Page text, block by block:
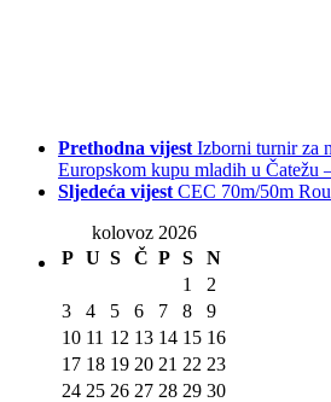
Prethodna vijest Izborni turnir za
Europskom kupu mladih u Čatežu
Sljedeća vijest CEC 70m/50m
kolovoz 2026
P U S Č P S
N
1
2
3
4 5 6 7 8
9
10 11 12 13 14 15 16
17 18 19 20 21 22 23
24 25 26 27 28 29 30